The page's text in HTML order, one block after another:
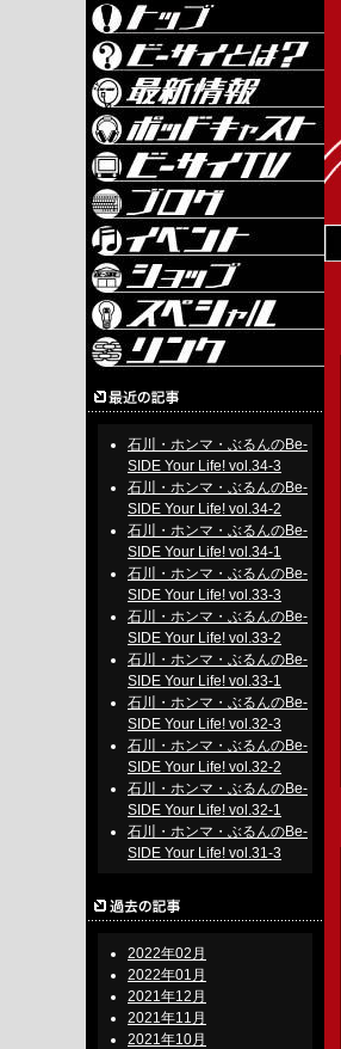
石川・ホンマ・ぶるんのBe-
SIDE Your Life! vol.34-3
石川・ホンマ・ぶるんのBe-
SIDE Your Life! vol.34-2
石川・ホンマ・ぶるんのBe-
SIDE Your Life! vol.34-1
石川・ホンマ・ぶるんのBe-
SIDE Your Life! vol.33-3
石川・ホンマ・ぶるんのBe-
SIDE Your Life! vol.33-2
石川・ホンマ・ぶるんのBe-
SIDE Your Life! vol.33-1
石川・ホンマ・ぶるんのBe-
SIDE Your Life! vol.32-3
石川・ホンマ・ぶるんのBe-
SIDE Your Life! vol.32-2
石川・ホンマ・ぶるんのBe-
SIDE Your Life! vol.32-1
石川・ホンマ・ぶるんのBe-
SIDE Your Life! vol.31-3
2022年02月
2022年01月
2021年12月
2021年11月
2021年10月